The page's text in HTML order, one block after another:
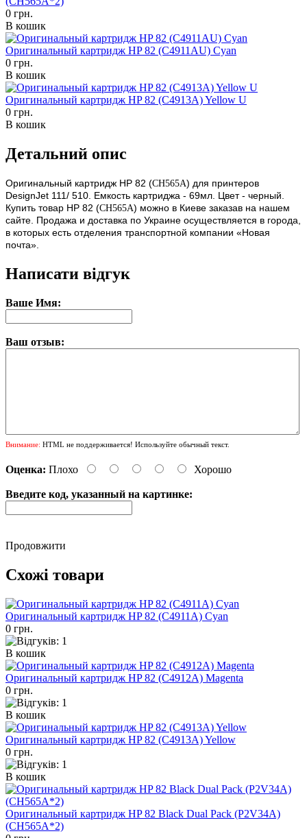
0 грн.
В кошик
Оригинальный картридж HP 82 (C4911AU) Cyan
0 грн.
В кошик
Оригинальный картридж HP 82 (C4913A) Yellow U
0 грн.
В кошик
Детальний опис
Оригинальный картридж HP 82 (CH565A) для принтеров
DesignJet 111/ 510. Емкость картриджа - 69мл. Цвет - черный.
Купить товар HP 82 (CH565A) можно в Киеве заказав на нашем
сайте. Продажа и доставка по Украине осуществляется в города,
в которых есть отделения транспортной компании «Новая
почта».
Написати відгук
Ваше Имя:
Ваш отзыв:
Внимание: HTML не поддерживается! Используйте обычный текст.
Оценка: Плохо Хорошо
Введите код, указанный на картинке:
Продовжити
Схожі товари
Оригинальный картридж HP 82 (C4911A) Cyan
0 грн.
В кошик
Оригинальный картридж HP 82 (C4912A) Magenta
0 грн.
В кошик
Оригинальный картридж HP 82 (C4913A) Yellow
0 грн.
В кошик
Оригинальный картридж HP 82 Black Dual Pack (P2V34A)
(CH565A*2)